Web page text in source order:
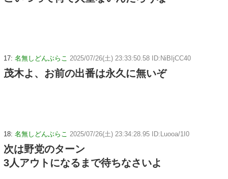
17: 名無しどんぶらこ 2025/07/26(土) 23:33:50.58 ID:NiBIjCC40
茂木よ、お前の出番は永久に無いぞ
18: 名無しどんぶらこ 2025/07/26(土) 23:34:28.95 ID:Luooa/1I0
次は野党のターン
3人アウトになるまで待ちなさいよ